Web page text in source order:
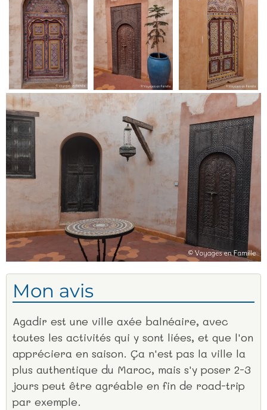
Mon avis
Agadir est une ville axée balnéaire, avec
toutes les activités qui y sont liées, et que l'on
appréciera en saison. Ça n'est pas la ville la
plus authentique du Maroc, mais s'y poser 2-3
jours peut être agréable en fin de road-trip
par exemple.